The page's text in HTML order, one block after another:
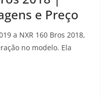
e Preço
a NXR 160 Bros 2018,
no modelo. Ela